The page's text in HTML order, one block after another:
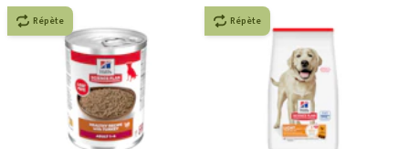
Répète Répète